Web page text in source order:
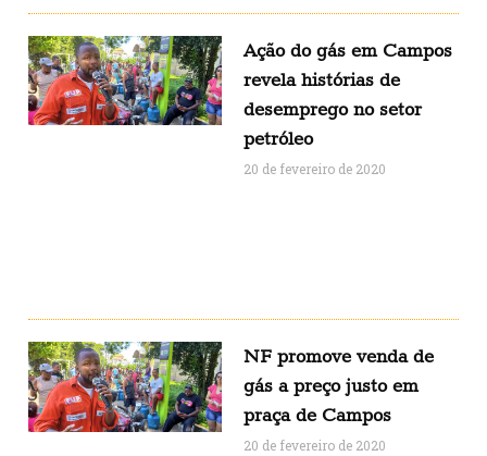
Ação do gás em Campos
revela histórias de
desemprego no setor
petróleo
20 de fevereiro de 2020
NF promove venda de
gás a preço justo em
praça de Campos
20 de fevereiro de 2020